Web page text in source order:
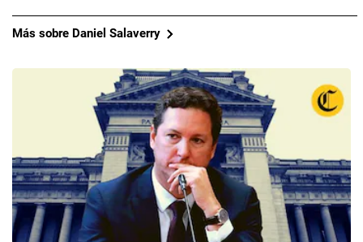
Más sobre Daniel Salaverry